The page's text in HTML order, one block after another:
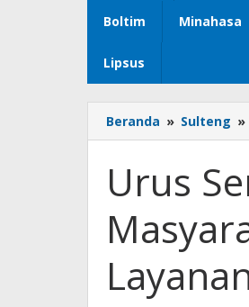
Boltim Minahasa
Lipsus
Beranda » Sulteng »
Urus